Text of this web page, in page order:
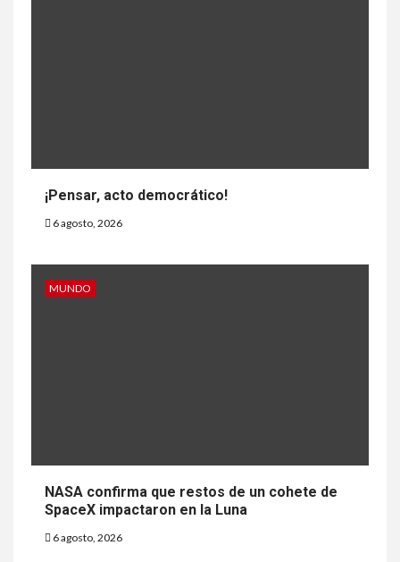
¡Pensar, acto democrático!
6 agosto, 2026
MUNDO
NASA confirma que restos de un cohete de
SpaceX impactaron en la Luna
6 agosto, 2026